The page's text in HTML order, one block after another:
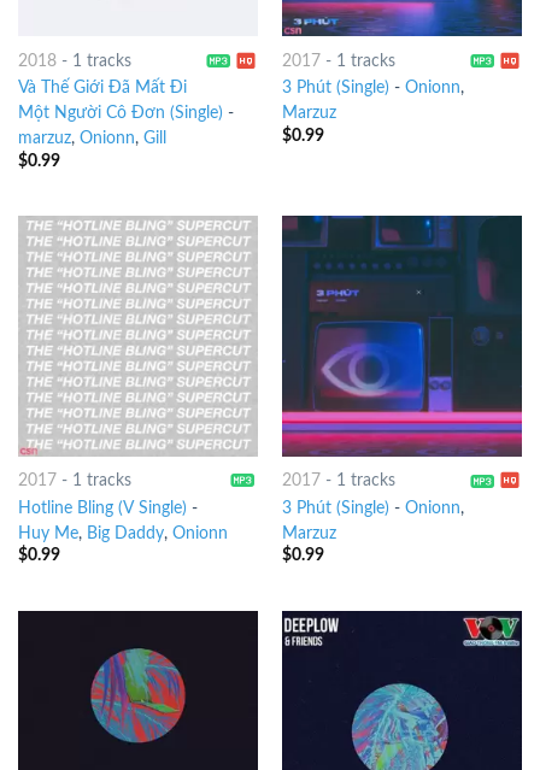
2018- 1 tracks
Và Thế Giới Đã Mất Đi
Một Người Cô Đơn (Single) -
marzuz, Onionn, Gill
$0.99
2017- 1 tracks
3 Phút (Single) - Onionn,
Marzuz
$0.99
2017 - 1 tracks
Hotline Bling (V Single) -
Huy Me, Big Daddy, Onionn
$0.99
2017 - 1 tracks
3 Phút (Single) - Onionn,
Marzuz
$0.99